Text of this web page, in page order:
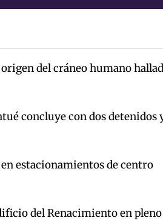
del cráneo humano
concluye con dos detenidos
estacionamientos de centro
del Renacimiento en pleno